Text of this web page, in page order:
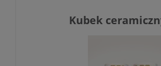
Kubek